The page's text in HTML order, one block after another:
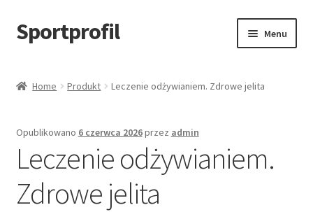
Przejdź
do
Przejdź
do
Sportprofil Menu
Koszyk
Home Produkt Leczenie odżywianiem. Zdrowe jelita
Opublikowano 6 czerwca 2026przez admin
Leczenie odżywianiem.
Zdrowe jelita